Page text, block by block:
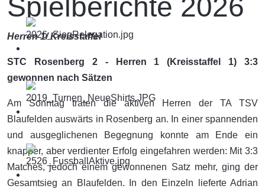
Spielberichte 2026
Herren 1/ Kreisstaffel
STC Rosenberg 2 - Herren 1 (Kreisstaffel 1) 3:3
gewonnen nach Sätzen
Am Sonntag traten die aktiven Herren der TA TSV
Blaufelden auswärts in Rosenberg an. In einer spannenden
und ausgeglichenen Begegnung konnte am Ende ein
knapper, aber verdienter Erfolg eingefahren werden: Mit 3:3
Matches, jedoch einem gewonnenen Satz mehr, ging der
Gesamtsieg an Blaufelden. In den Einzeln lieferte Adrian